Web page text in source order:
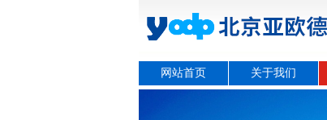
网站首页 关于我们